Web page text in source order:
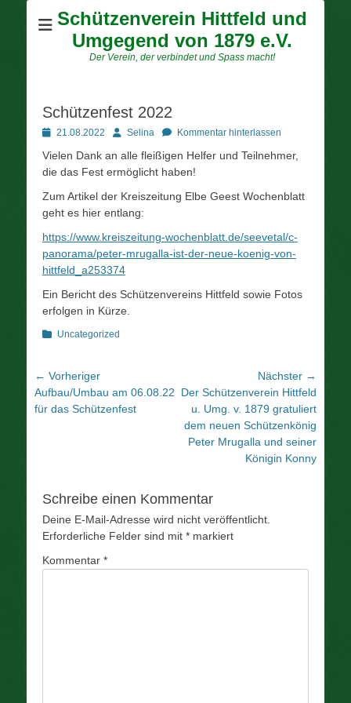
Schützenverein Hittfeld und
Umgegend von 1879 e.V.
Der Verein, der verbindet und Spass macht!
Schützenfest 2022
Posted21.08.2022 AutorSelina Kommentar hinterlassen
Vielen Dank an alle fleißigen Helfer und Teilnehmer,
die das Fest ermöglicht haben!
Zum Artikel der Kreiszeitung Elbe Geest Wochenblatt
geht es hier entlang:
https://www.kreiszeitung-wochenblatt.de/seevetal/c-
panorama/peter-mrugalla-ist-der-neue-koenig-von-
hittfeld_a253374
Ein Bericht des Schützenvereins Hittfeld sowie Fotos
erfolgen in Kürze.
Kategorien
Uncategorized
Beitragsnavigation
← Vorheriger
Vorheriger
Beitrag:
Aufbau/Umbau am 06.08.22
für das Schützenfest
Nächster →
Nächster
Beitrag:
Der Schützenverein Hittfeld
u. Umg. v. 1879 gratuliert
dem neuen Schützenkönig
Peter Mrugalla und seiner
Königin Konny
Schreibe einen Kommentar
Deine E-Mail-Adresse wird nicht veröffentlicht.
Erforderliche Felder sind mit * markiert
Kommentar *